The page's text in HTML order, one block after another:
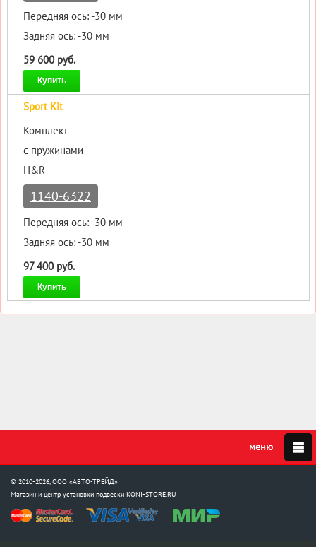
Передняя ось: -30 мм
Задняя ось: -30 мм
59 600 руб.
Купить
Sport Kit
Комплект
с пружинами
H&R
1140-6322
Передняя ось: -30 мм
Задняя ось: -30 мм
97 400 руб.
Купить
© 2010-2026, ООО «АВТО-ТРЕЙД»
Магазин и центр установки подвески KONI-STORE.RU